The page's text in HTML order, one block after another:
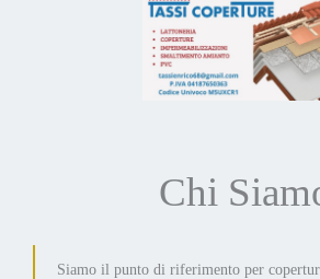
Chi
Siamo il punto di riferimento per